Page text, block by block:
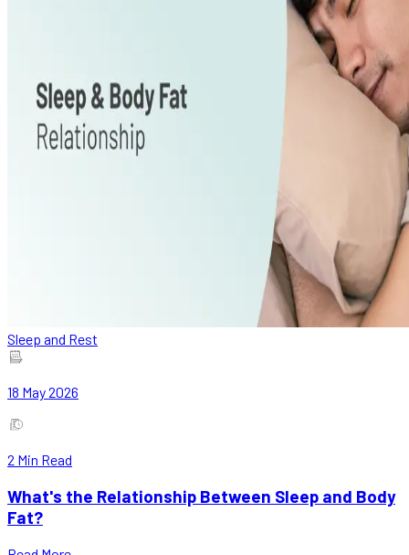
Sleep and Rest
18 May 2026
2 Min Read
What's the Relationship Between Sleep and Body
Fat?